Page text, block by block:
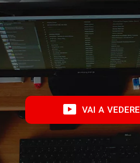
VAI A VEDERE